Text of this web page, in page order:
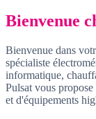
Bienvenue
Bienvenue dans
spécialiste
informatique,
Pulsat vous
et d'équipements